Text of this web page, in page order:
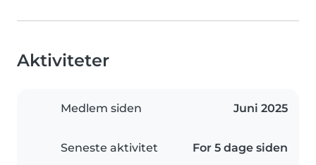
Aktiviteter
Medlem siden Juni 2025
Seneste aktivitet For 5 dage siden